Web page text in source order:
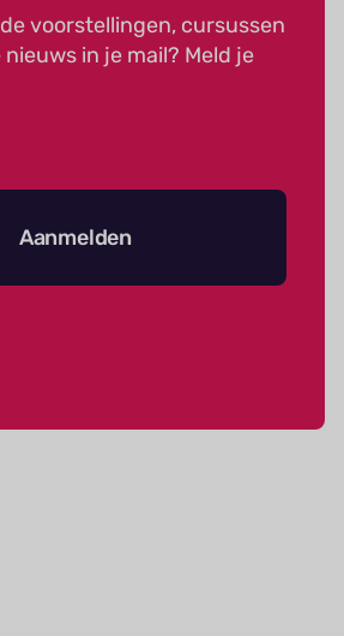
voorstellingen, cursussen
in je mail? Meld je
Aanmelden